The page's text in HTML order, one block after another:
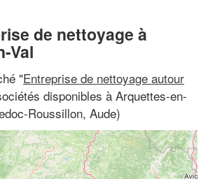
de nettoyage à
Val
"Entreprise de nettoyage autour
disponibles à Arquettes-en-
Roussillon, Aude)